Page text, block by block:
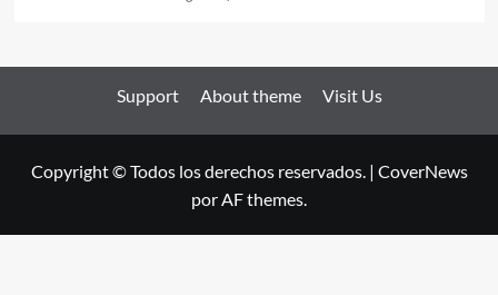
Support About theme Visit Us
Copyright © Todos los derechos reservados. | CoverNews
por AF themes.